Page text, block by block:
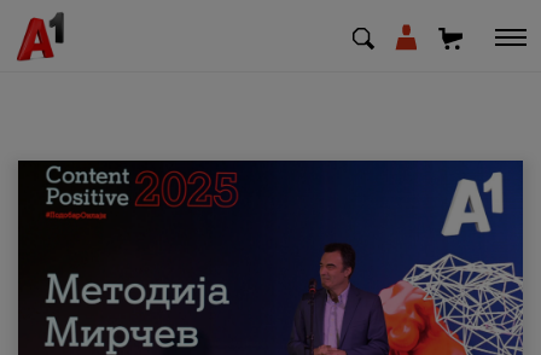
МК EN
Приватни Деловни